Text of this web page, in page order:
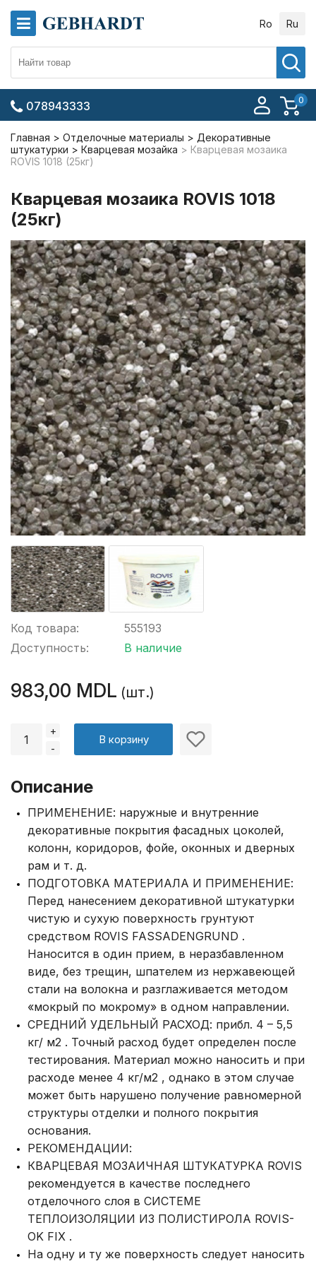
Ro Ru
0
078943333
Главная Отделочные материалы
Декоративные
штукатурки
Кварцевая мозайка
Кварцевая мозаика
ROVIS 1018 (25кг)
Кварцевая мозаика ROVIS 1018
(25кг)
Код товара:
Доступность:
555193
В наличие
983,00 MDL (шт.)
+
-
В корзину
Описание
ПРИМЕНЕНИЕ: наружные и внутренние
декоративные покрытия фасадных цоколей,
колонн, коридоров, фойе, оконных и дверных
рам и т. д.
ПОДГОТОВКА МАТЕРИАЛА И ПРИМЕНЕНИЕ:
Перед нанесением декоративной штукатурки
чистую и сухую поверхность грунтуют
средством ROVIS FASSADENGRUND .
Наносится в один прием, в неразбавленном
виде, без трещин, шпателем из нержавеющей
стали на волокна и разглаживается методом
«мокрый по мокрому» в одном направлении.
СРЕДНИЙ УДЕЛЬНЫЙ РАСХОД: прибл. 4 – 5,5
кг/ м2 . Точный расход будет определен после
тестирования. Материал можно наносить и при
расходе менее 4 кг/м2 , однако в этом случае
может быть нарушено получение равномерной
структуры отделки и полного покрытия
основания.
РЕКОМЕНДАЦИИ:
КВАРЦЕВАЯ МОЗАИЧНАЯ ШТУКАТУРКА ROVIS
рекомендуется в качестве последнего
отделочного слоя в СИСТЕМЕ
ТЕПЛОИЗОЛЯЦИИ ИЗ ПОЛИСТИРОЛА ROVIS-
OK FIX .
На одну и ту же поверхность следует наносить